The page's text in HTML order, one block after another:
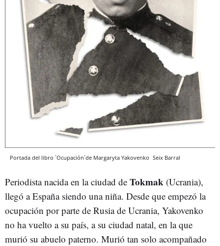
Portada del libro ´Ocupación´de Margaryta Yakovenko Seix Barral
Periodista nacida en la ciudad de Tokmak (Ucrania),
llegó a España siendo una niña. Desde que empezó la
ocupación por parte de Rusia de Ucrania, Yakovenko
no ha vuelto a su país, a su ciudad natal, en la que
murió su abuelo paterno. Murió tan solo acompañado